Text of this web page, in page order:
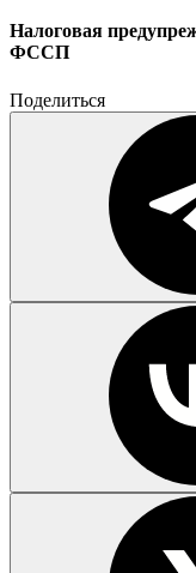
Налоговая
ФССП
Поделиться